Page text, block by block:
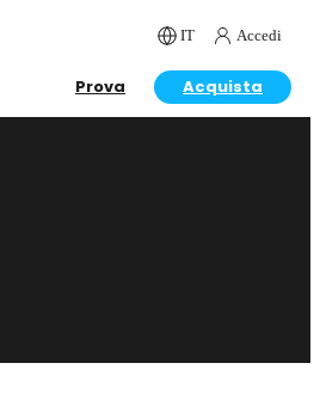
IT Accedi
Prova Acquista